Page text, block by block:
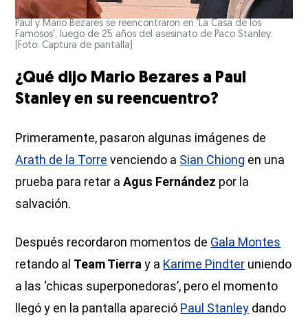
Paul y Mario Bezares se reencontraron en 'La Casa de los
Famosos', luego de 25 años del asesinato de Paco Stanley.
(Foto: Captura de pantalla)
¿Qué dijo Mario Bezares a Paul
Stanley en su reencuentro?
Primeramente, pasaron algunas imágenes de
Arath de la Torre venciendo a Sian Chiong en una
prueba para retar aAgus Fernández por la
salvación.
Después recordaron momentos de Gala Montes
retando al Team Tierray a Karime Pindter uniendo
a las ‘chicas superponedoras’, pero el momento
llegó y en la pantalla apareció Paul Stanley dando